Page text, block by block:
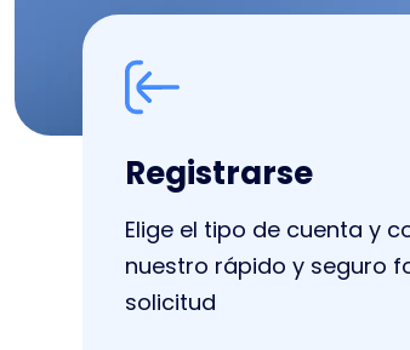
Registrarse
Elige el tipo de cuenta y
nuestro rápido y seguro
solicitud